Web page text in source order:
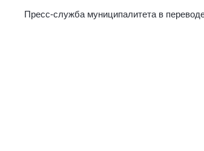
Пресс-служба муниципалитета в